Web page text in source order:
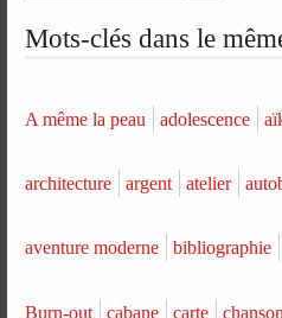
Mots-clés dans le
A même la peau adolescence
architecture argent atelier
aventure moderne bibliographie
Burn-out cabane carte chanson